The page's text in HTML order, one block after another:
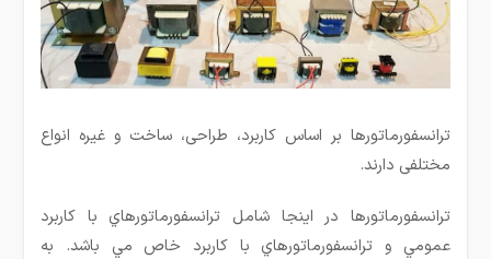
ترانسفورماتورها بر اساس کاربرد، طراحی، ساخت و غیره انواع
مختلفی دارند.
ترانسفورماتورها در اينجا شامل ترانسفورماتورهاي با كاربرد
عمومي و ترانسفورماتورهاي با كاربرد خاص مي باشد. به